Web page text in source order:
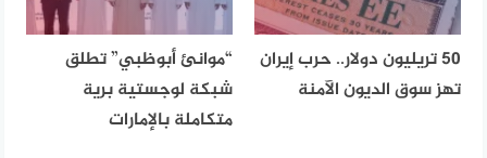
50 تريليون دولار.. حرب إيران
تهز سوق الديون الآمنة
“موانئ أبوظبي” تطلق
شبكة لوجستية برية
متكاملة بالإمارات